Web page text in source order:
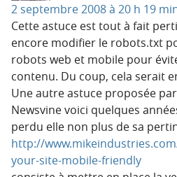
2 septembre 2008 à 20 h 19
Cette astuce est tout à fait
encore modifier le robots.txt
robots web et mobile pour
contenu. Du coup, cela serait
Une autre astuce proposée par
Newsvine voici quelques
perdu elle non plus de sa
http://
your-site-mobile-friendly